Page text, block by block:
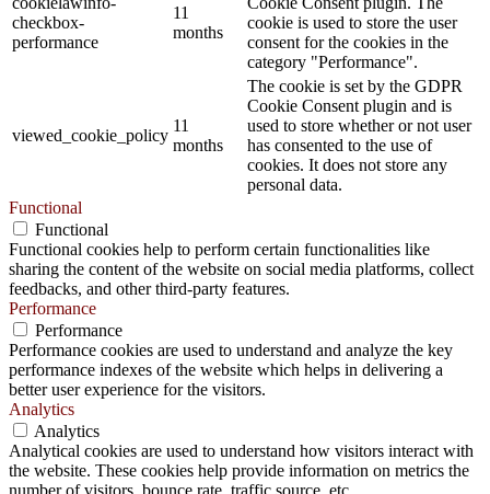
checkbox-
performance
11
months
cookie is used to store the user
consent for the cookies in the
category "Performance".
viewed_cookie_policy
11
months
The cookie is set by the GDPR
Cookie Consent plugin and is
used to store whether or not user
has consented to the use of
cookies. It does not store any
personal data.
Functional
Functional
Functional cookies help to perform certain functionalities like
sharing the content of the website on social media platforms, collect
feedbacks, and other third-party features.
Performance
Performance
Performance cookies are used to understand and analyze the key
performance indexes of the website which helps in delivering a
better user experience for the visitors.
Analytics
Analytics
Analytical cookies are used to understand how visitors interact with
the website. These cookies help provide information on metrics the
number of visitors, bounce rate, traffic source, etc.